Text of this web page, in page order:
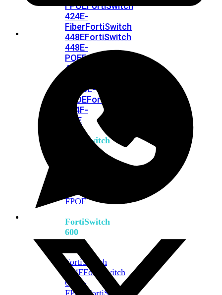
FPOEFortiSwitch
424E-
FiberFortiSwitch
448EFortiSwitch
448E-
POEFortiSwitch
448E-
M426E-
FPOEFortiSwitchRugged
424F-
POE
FortiSwitch
FPOE
FortiSwitch
600
Series
FortiSwitch
624FFortiSwitch
624F-
FPOE
FortiSwitch